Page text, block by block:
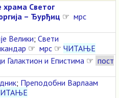
Светог
– Ђурђиц ☞ мрс
Велики; Свети
☞ мрс ☞ ЧИТАЊЕ
Галактион и Епистима ☞ пост
; Преподобни Варлаам